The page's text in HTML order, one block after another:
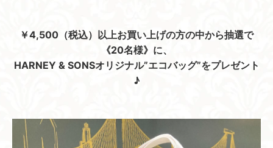
￥4,500（税込）以上お買い上げの方の中から抽選で
《20名様》に、
HARNEY & SONSオリジナル”エコバッグ”をプレゼント
♪